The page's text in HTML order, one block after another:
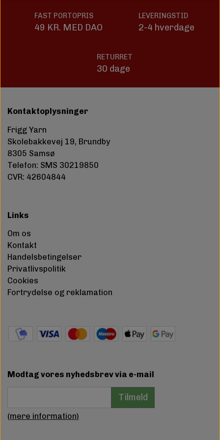
FAST PORTOPRIS
49 KR. MED DAO
LEVERINGSTID
2-4 hverdage
RETURRET
30 dage
Kontaktoplysninger
Frigg Yarn
Skolebakkevej 19, Brundby
8305 Samsø
Telefon: SMS 30219850
CVR: 42604844
Links
Om os
Kontakt
Handelsbetingelser
Privatlivspolitik
Cookies
Fortrydelse og reklamation
Modtag vores nyhedsbrev via e-mail
Tilmeld
(mere information)